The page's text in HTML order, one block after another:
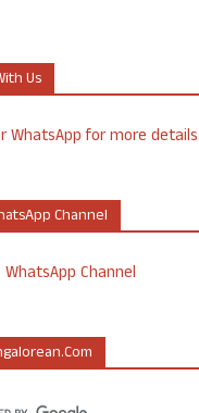
Us
WhatsApp for more details
Channel
Channel